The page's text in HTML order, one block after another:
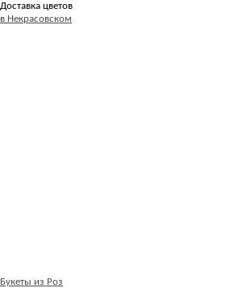
Доставка цветов
в Некрасовском
Букеты из Роз